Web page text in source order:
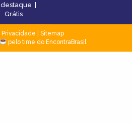
destaque |
Grátis
Privacidade
Sitemap
pelo time do EncontraBrasil